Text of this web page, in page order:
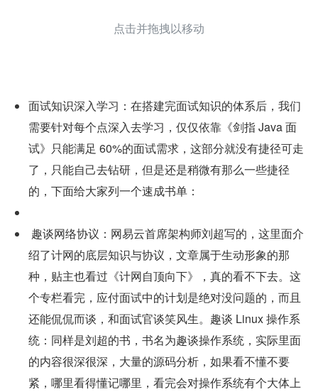
点击并拖拽以移动
面试知识深入学习：在搭建完面试知识的体系后，我们
需要针对每个点深入去学习，仅仅依靠《剑指 Java 面
试》只能满足 60%的面试需求，这部分就没有捷径可走
了，只能自己去钻研，但是还是稍微有那么一些捷径
的，下面给大家列一个速成书单：
趣谈网络协议：网易云首席架构师刘超写的，这里面介
绍了计网的底层知识与协议，文章属于生动形象的那
种，贴主也看过《计网自顶向下》，真的看不下去。这
个专栏看完，应付面试中的计划是绝对没问题的，而且
还能侃侃而谈，和面试官谈笑风生。趣谈 Linux 操作系
统：同样是刘超的书，书名为趣谈操作系统，实际里面
的内容很深很深，大量的源码分析，如果看不懂不要
紧，哪里看得懂记哪里，看完会对操作系统有个大体上